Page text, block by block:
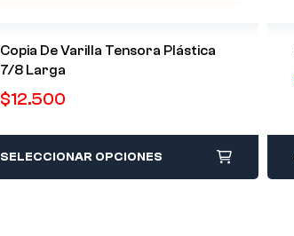
Copia De Varilla Tensora Plástica
7/8 Larga
$12.500
SELECCIONAR OPCIONES